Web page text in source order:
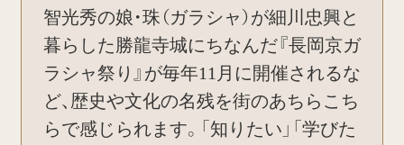
智光秀の娘・珠（ガラシャ）が細川忠興と
暮らした勝龍寺城にちなんだ『長岡京ガ
ラシャ祭り』が毎年11月に開催されるな
ど、歴史や文化の名残を街のあちらこち
らで感じられます。「知りたい」「学びた